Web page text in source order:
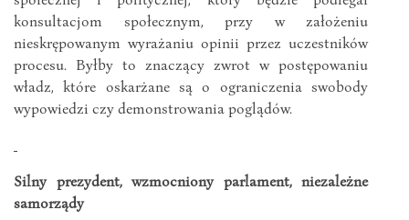
konsultacjom społecznym, przy w założeniu
nieskrępowanym wyrażaniu opinii przez uczestników
procesu. Byłby to znaczący zwrot w postępowaniu
władz, które oskarżane są o ograniczenia swobody
wypowiedzi czy demonstrowania poglądów.
Silny prezydent, wzmocniony parlament, niezależne
samorządy